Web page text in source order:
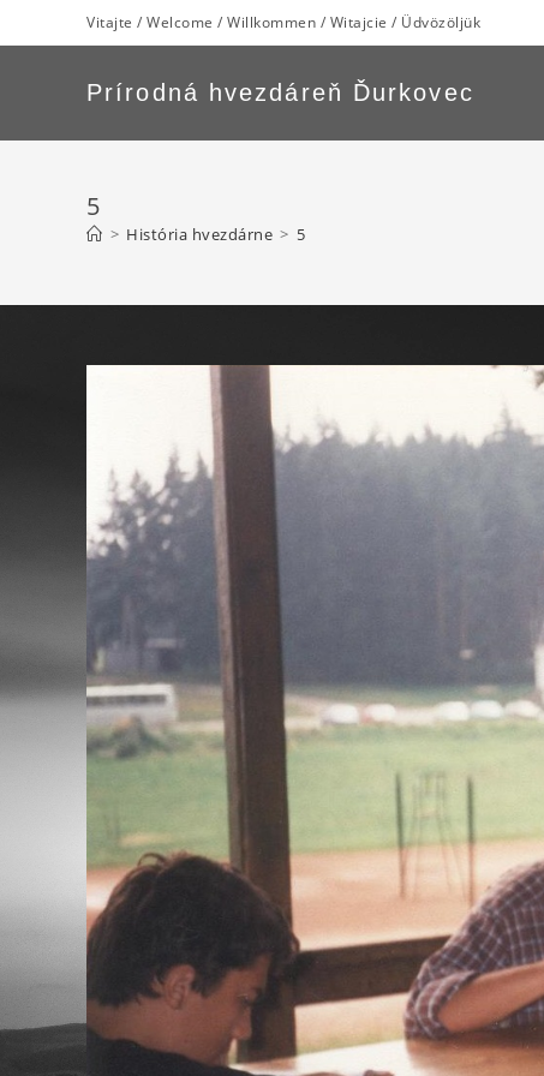
to
Vitajte / Welcome / Willkommen / Witajcie / Üdvözöljük
Prírodná hvezdáreň Ďurkovec
5
> História hvezdárne > 5